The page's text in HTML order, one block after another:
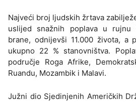
Najveći broj ljudskih žrtava
uslijed snažnih poplava u rujnu
brane, odnijevši 11.000 života, a
ukupno 22 % stanovništva.
područje Roga Afrike,
Ruandu, Mozambik i Malavi.
Južni dio Sjedinjenih Američkih